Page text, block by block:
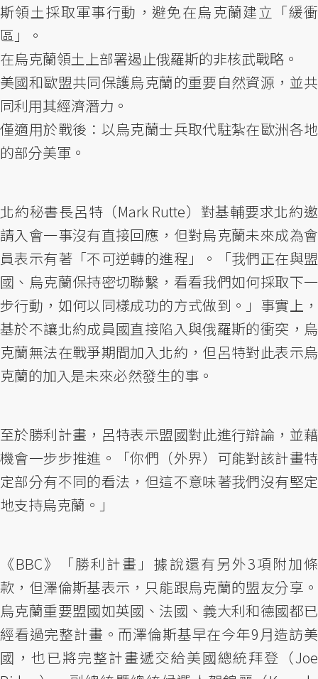
斯領土採取軍事行動，避免在烏克蘭建立「緩衝
區」。
在烏克蘭領土上部署遏止俄羅斯的非核武戰略。
美國和歐盟共同保護烏克蘭的重要自然資源，並共
同利用其經濟潛力。
僅適用於戰後：以烏克蘭士兵取代駐紮在歐洲各地
的部分美軍。
北約秘書長呂特（Mark Rutte）對基輔要求北約邀
請入會一事沒有直接回應，但對烏克蘭未來成為會
員表示有著「不可逆轉的進程」。「我們正在與盟
國、烏克蘭保持密切聯繫，看看我們如何採取下一
步行動，如何以同樣成功的方式做到。」事實上，
基於不讓北約成員國直接陷入與俄羅斯的衝突，烏
克蘭無法在戰爭期間加入北約，但呂特對此表示烏
克蘭的加入是未來必然發生的事。
至於勝利計畫，呂特表示盟國對此進行辯論，並藉
機會一步步推進。「你們（外界）可能對該計畫特
定部分有不同的看法，但這不意味著我們沒有堅定
地支持烏克蘭。」
《BBC》「勝利計畫」據說還有另外3項附加條
款，但澤倫斯基表示，只能跟烏克蘭的盟友分享。
烏克蘭重要盟國如英國、法國、義大利和德國都已
經看過完整計畫。而澤倫斯基早在今年9月造訪美
國，也已將完整計畫遞交給美國總統拜登（Joe